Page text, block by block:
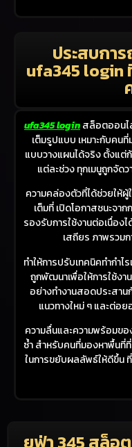
ประสบกา
ufa345 login
ufa345 loginสล็อตออนไ
เต็มรูปแบบ เหมาะกับคน
แบบวางแผนได้จริง ตั้งแต่
แต่ละช่วง ทุกเมนูถูกจัด
ความคล่องตัวที่ได้ช่วยให้ผู้
เต็มที่ เปิดโอกาสชนะจา
รองรับการใช้งานต่อเนื่องไ
เสถียร ภาพรวม
ทำให้การปรับเทคนิคทำกำ
ถูกพัฒนาเพื่อให้การใช้ง
อย่างทำงานสอดประสาน
แนวทางใหม่ ๆ และต่อ
ความลื่นและความพร้อมขอ
ซ้ำ สำหรับคนที่มองหาพื้นที่
ในการขยับผลลัพธ์ให้ดีขึ้น